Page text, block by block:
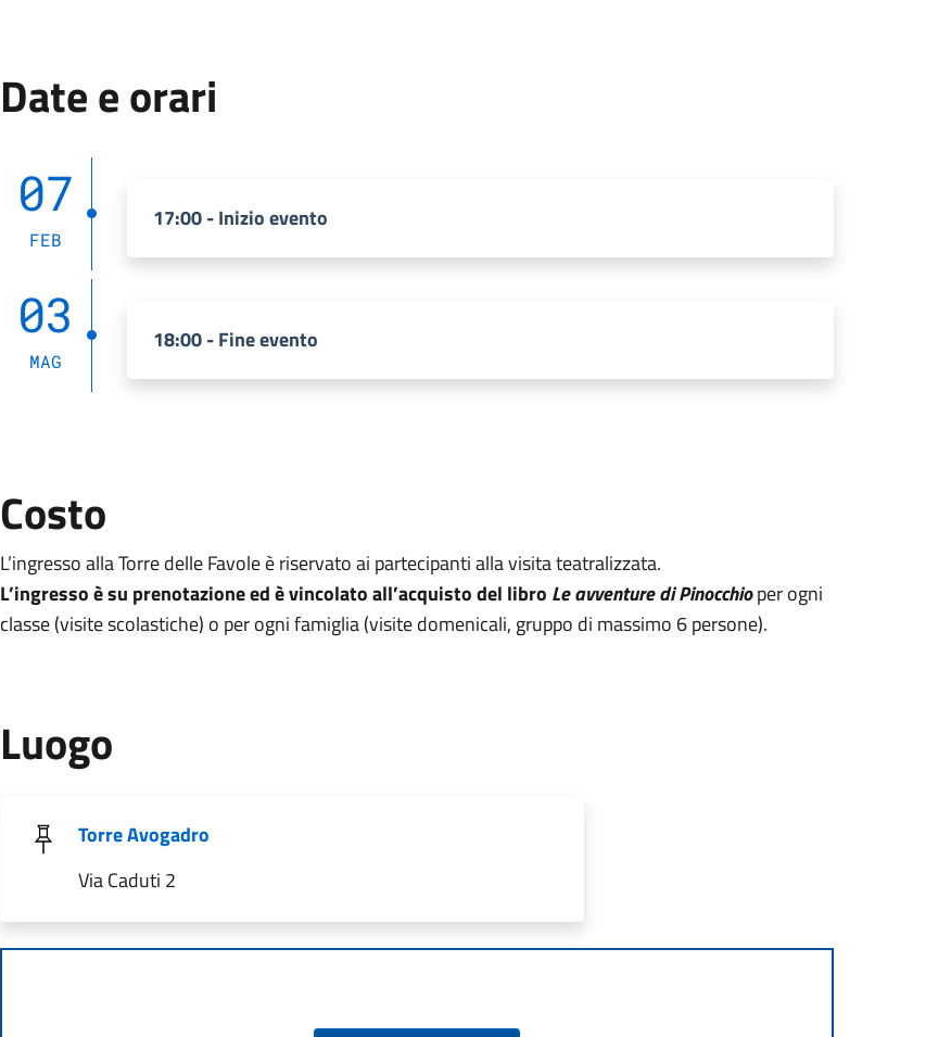
Date e orari
07
FEB
17:00 - Inizio evento
03
MAG
18:00 - Fine evento
Costo
L’ingresso alla Torre delle Favole è riservato ai partecipanti alla visita teatralizzata.
L’ingresso è su prenotazione ed è vincolato all’acquisto del libro Le avventure di Pinocchioper ogni
classe (visite scolastiche) o per ogni famiglia (visite domenicali, gruppo di massimo 6 persone).
Luogo
Torre Avogadro
Via Caduti 2